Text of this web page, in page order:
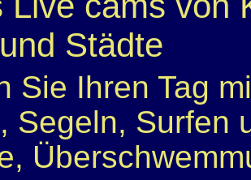
Städte
Sie Ihren Tag
Segeln, Surfen